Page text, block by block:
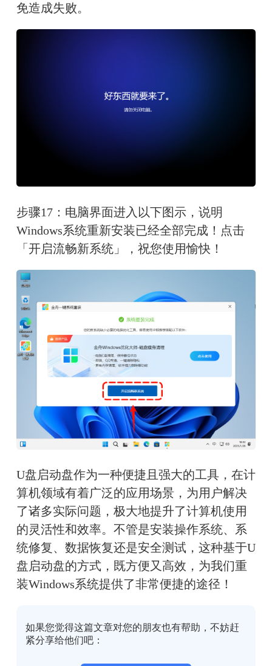
免造成失败。
步骤17：电脑界面进入以下图示，说明
Windows系统重新安装已经全部完成！点击
「开启流畅新系统」，祝您使用愉快！
U盘启动盘作为一种便捷且强大的工具，在计
算机领域有着广泛的应用场景，为用户解决
了诸多实际问题，极大地提升了计算机使用
的灵活性和效率。不管是安装操作系统、系
统修复、数据恢复还是安全测试，这种基于U
盘启动盘的方式，既方便又高效，为我们重
装Windows系统提供了非常便捷的途径！
如果您觉得这篇文章对您的朋友也有帮助，不妨赶
紧分享给他们吧：